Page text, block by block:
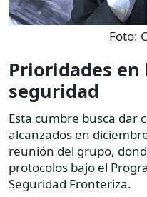
Foto:
Prioridades en
seguridad
Esta cumbre busca dar
alcanzados en
reunión del grupo,
protocolos bajo el
Seguridad Fronteriza.